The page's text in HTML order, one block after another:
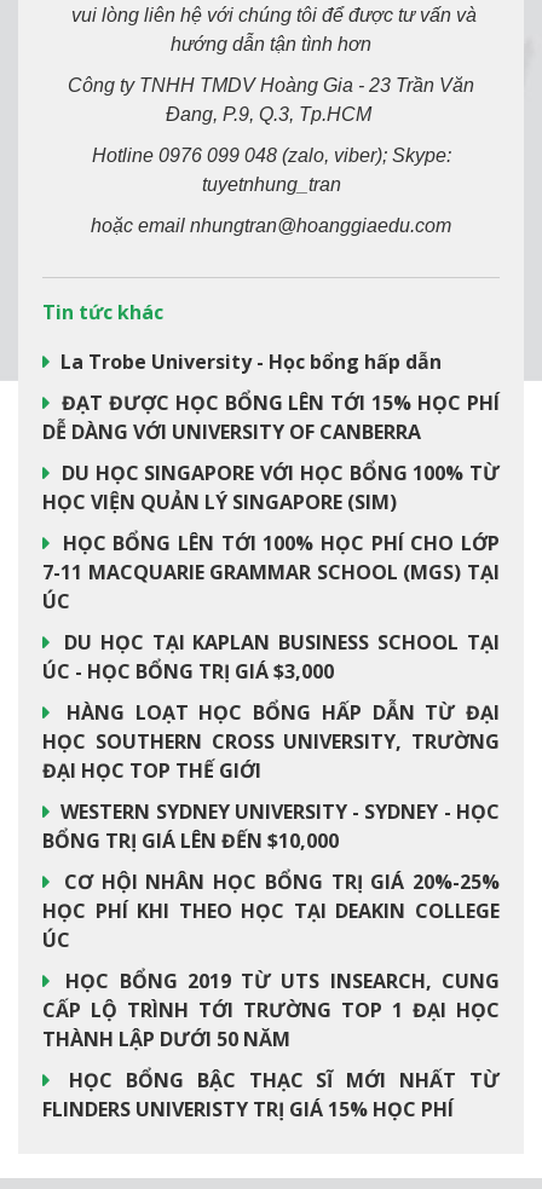
vui lòng liên hệ với chúng tôi để được tư vấn và
hướng dẫn tận tình hơn
Công ty TNHH TMDV Hoàng Gia - 23 Trần Văn
Đang, P.9, Q.3, Tp.HCM
Hotline 0976 099 048 (zalo, viber); Skype:
tuyetnhung_tran
hoặc email nhungtran@hoanggiaedu.com
Tin tức khác
La Trobe University - Học bổng hấp dẫn
ĐẠT ĐƯỢC HỌC BỔNG LÊN TỚI 15% HỌC PHÍ
DỄ DÀNG VỚI UNIVERSITY OF CANBERRA
DU HỌC SINGAPORE VỚI HỌC BỔNG 100% TỪ
HỌC VIỆN QUẢN LÝ SINGAPORE (SIM)
HỌC BỔNG LÊN TỚI 100% HỌC PHÍ CHO LỚP
7-11 MACQUARIE GRAMMAR SCHOOL (MGS) TẠI
ÚC
DU HỌC TẠI KAPLAN BUSINESS SCHOOL TẠI
ÚC - HỌC BỔNG TRỊ GIÁ $3,000
HÀNG LOẠT HỌC BỔNG HẤP DẪN TỪ ĐẠI
HỌC SOUTHERN CROSS UNIVERSITY, TRƯỜNG
ĐẠI HỌC TOP THẾ GIỚI
WESTERN SYDNEY UNIVERSITY - SYDNEY - HỌC
BỔNG TRỊ GIÁ LÊN ĐẾN $10,000
CƠ HỘI NHÂN HỌC BỔNG TRỊ GIÁ 20%-25%
HỌC PHÍ KHI THEO HỌC TẠI DEAKIN COLLEGE
ÚC
HỌC BỔNG 2019 TỪ UTS INSEARCH, CUNG
CẤP LỘ TRÌNH TỚI TRƯỜNG TOP 1 ĐẠI HỌC
THÀNH LẬP DƯỚI 50 NĂM
HỌC BỔNG BẬC THẠC SĨ MỚI NHẤT TỪ
FLINDERS UNIVERISTY TRỊ GIÁ 15% HỌC PHÍ